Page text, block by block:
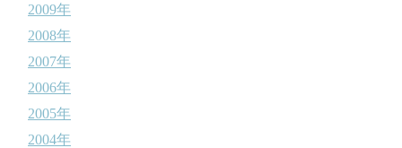
2009年
2008年
2007年
2006年
2005年
2004年